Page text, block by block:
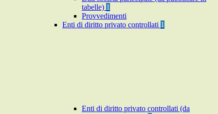
tabelle) 1
Provvedimenti
Enti di diritto privato controllati 1
Enti di diritto privato controllati (da